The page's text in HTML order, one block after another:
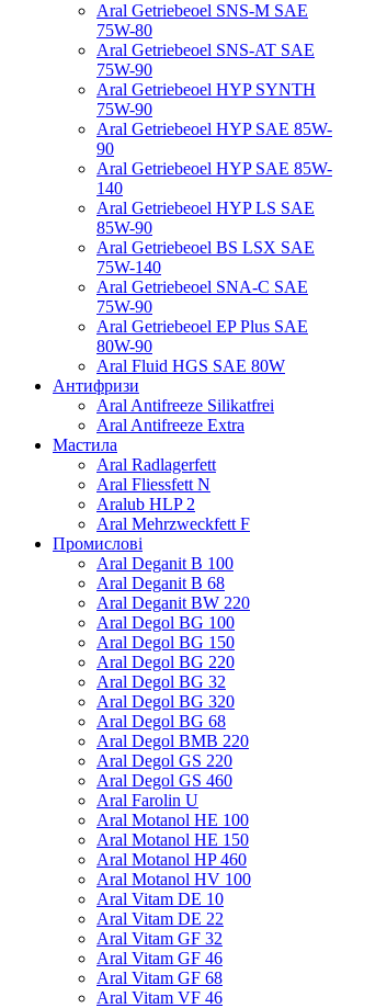
Aral Getriebeoel SNS-M SAE
75W-80
Aral Getriebeoel SNS-AT SAE
75W-90
Aral Getriebeoel HYP SYNTH
75W-90
Aral Getriebeoel HYP SAE 85W-
90
Aral Getriebeoel HYP SAE 85W-
140
Aral Getriebeoel HYP LS SAE
85W-90
Aral Getriebeoel BS LSX SAE
75W-140
Aral Getriebeoel SNA-C SAE
75W-90
Aral Getriebeoel EP Plus SAE
80W-90
Aral Fluid HGS SAE 80W
Антифризи
Aral Antifreeze Silikatfrei
Aral Antifreeze Extra
Мастила
Aral Radlagerfett
Aral Fliessfett N
Aralub HLP 2
Aral Mehrzweckfett F
Промислові
Aral Deganit B 100
Aral Deganit B 68
Aral Deganit BW 220
Aral Degol BG 100
Aral Degol BG 150
Aral Degol BG 220
Aral Degol BG 32
Aral Degol BG 320
Aral Degol BG 68
Aral Degol BMB 220
Aral Degol GS 220
Aral Degol GS 460
Aral Farolin U
Aral Motanol HE 100
Aral Motanol HE 150
Aral Motanol HP 460
Aral Motanol HV 100
Aral Vitam DE 10
Aral Vitam DE 22
Aral Vitam GF 32
Aral Vitam GF 46
Aral Vitam GF 68
Aral Vitam VF 46